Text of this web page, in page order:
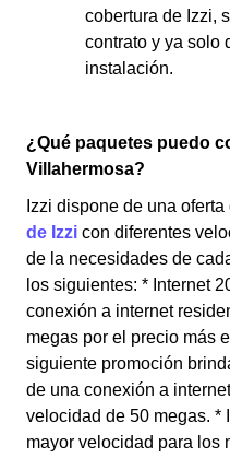
cobertura de Izzi,
contrato y ya solo
instalación.
¿Qué paquetes puedo
Villahermosa?
Izzi dispone de una oferta
de Izzi con diferentes
de la necesidades de
los siguientes: * Internet
conexión a internet
megas por el precio más
siguiente promoción
de una conexión a
velocidad de 50 megas. *
mayor velocidad para los